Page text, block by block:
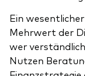
Ein
Mehrwert der
wer
Nutzen